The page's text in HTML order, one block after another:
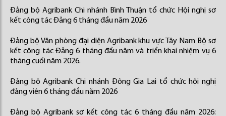
Đảng bộ Agribank Chi nhánh Bình Thuận tổ chức Hội nghị sơ
kết công tác Đảng 6 tháng đầu năm 2026
Đảng bộ Văn phòng đại diện Agribank khu vực Tây Nam Bộ sơ
kết công tác Đảng 6 tháng đầu năm và triển khai nhiệm vụ 6
tháng cuối năm 2026.
Đảng bộ Agribank Chi nhánh Đông Gia Lai tổ chức hội nghị
đảng viên 6 tháng đầu năm 2026
Đảng bộ Agribank sơ kết công tác 6 tháng đầu năm 2026: